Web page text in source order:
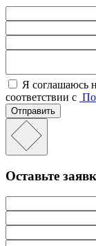
Я соглашаюсь
соответствии с
Отправить
Оставьте